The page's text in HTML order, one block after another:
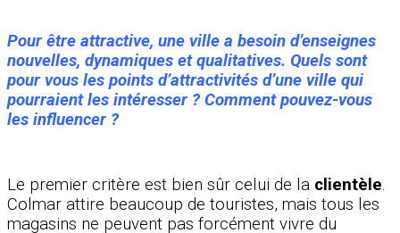
Pour être attractive, une ville a besoin d’enseignes
nouvelles, dynamiques et qualitatives. Quels sont
pour vous les points d’attractivités d’une ville qui
pourraient les intéresser ? Comment pouvez-vous
les influencer ?
Le premier critère est bien sûr celui de la clientèle.
Colmar attire beaucoup de touristes, mais tous les
magasins ne peuvent pas forcément vivre du